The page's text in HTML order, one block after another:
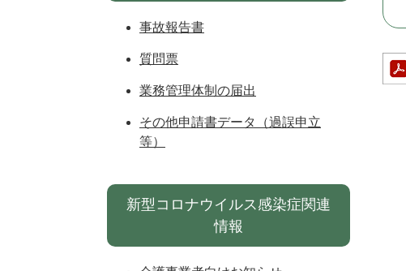
事故報告書
質問票
業務管理体制の届出
その他申請書データ（過誤申立
等）
新型コロナウイルス感染症関連
情報